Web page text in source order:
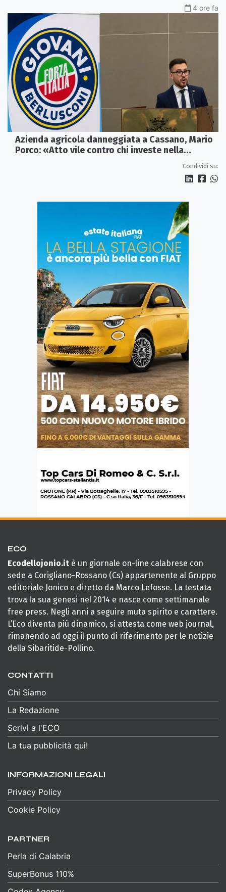
4 ore fa
Azienda agricola danneggiata a Cassano, Mario
Porco: «Atto vile contro chi investe nella
Condividi su:
ECO
Ecodellojonio.it è un giornale on-line calabrese con
sede a Corigliano-Rossano (Cs) appartenente al Gruppo
editoriale Jonico e diretto da Marco Lefosse. La testata
trova la sua genesi nel 2014 e nasce come settimanale
free press. Negli anni a seguire muta spirito e carattere.
L’Eco diventa più dinamico, si attesta come web journal,
rimanendo ad oggi il punto di riferimento per le notizie
della Sibaritide-Pollino.
CONTATTI
Chi Siamo
La Redazione
Scrivi a l'ECO
La tua pubblicità qui!
INFORMAZIONI LEGALI
Privacy Policy
Cookie Policy
PARTNER
Perla di Calabria
SuperBonus 110%